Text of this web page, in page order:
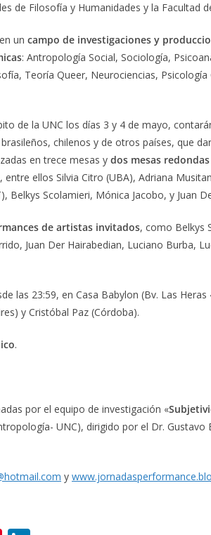
de Filosofía y Humanidades y la Facultad
un campo de investigaciones y
: Antropología Social, Sociología,
Teoría Queer, Neurociencias,
de la UNC los días 3 y 4 de mayo,
chilenos y de otros países, que
en trece mesas y dos mesas redondas
ellos Silvia Citro (UBA), Adriana
Belkys Scolamieri, Mónica Jacobo, y Juan
de artistas invitados, como Belkys
Juan Der Hairabedian, Luciano Burba,
las 23:59, en Casa Babylon (Bv. Las
y Cristóbal Paz (Córdoba).
.
por el equipo de investigación «
UNC), dirigido por el Dr. Gustavo
y